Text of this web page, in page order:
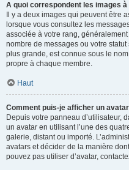
A quoi correspondent les images
Il y a deux images qui peuvent être
lorsque vous consultez les
associée à votre rang,
nombre de messages ou votre
plus grande, est connue sous le
propre à chaque membre.
Haut
Comment puis-je afficher un
Depuis votre panneau d’utilisateur,
un avatar en utilisant l’une des
galerie, distant ou importé.
avatars et décider de la manière
pouvez pas utiliser d’avatar,